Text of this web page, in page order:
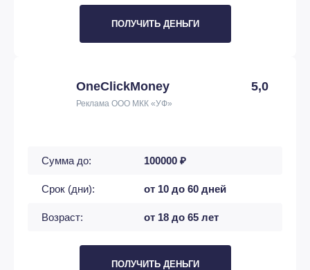
ПОЛУЧИТЬ ДЕНЬГИ
OneClickMoney 5,0
Реклама ООО МКК «УФ»
Сумма до: 100000 ₽
Срок (дни): от 10 до 60 дней
Возраст: от 18 до 65 лет
ПОЛУЧИТЬ ДЕНЬГИ